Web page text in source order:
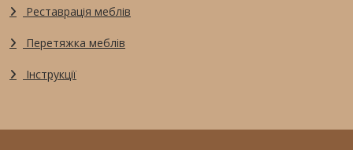
Реставрація меблів
Перетяжка меблів
Інструкції